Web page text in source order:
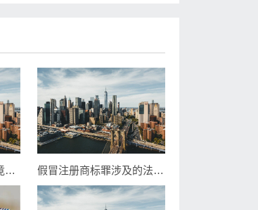
喝了这么久的“蒙牛”，竟然还是TM商标 假冒注册商标罪涉及的法律法规汇编